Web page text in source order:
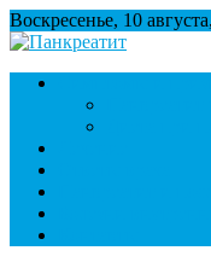
Воскресенье, 10
Панкреатит
Поджелудочная
Диета при панкреатите.